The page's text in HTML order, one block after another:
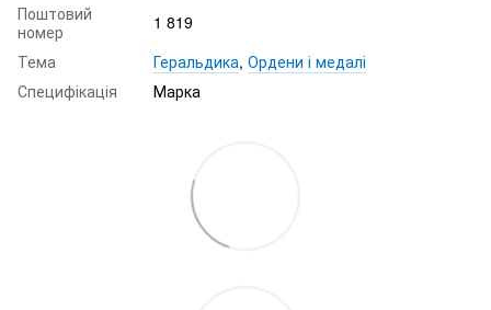
Поштовий
номер
1 819
Тема
Геральдика, Ордени і медалі
Специфікація
Марка